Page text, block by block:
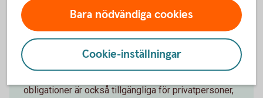
Ränteplaceringar passar dig som vill placera med
låg risk. Ränteplaceringar är lämpliga som basen i ett
sparande eller som ett sätt att få ränta på pengar
som snart ska användas. För dig som privatperson
är det främst premieobligationer, privatobligationer
obligationer är också tillgängliga för privatpersoner,
Bara nödvändiga cookies
Cookie-inställningar